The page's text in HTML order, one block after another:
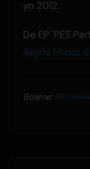
yn 2012.
De EP 'PES
Apple Music,
Boarne: PR Times